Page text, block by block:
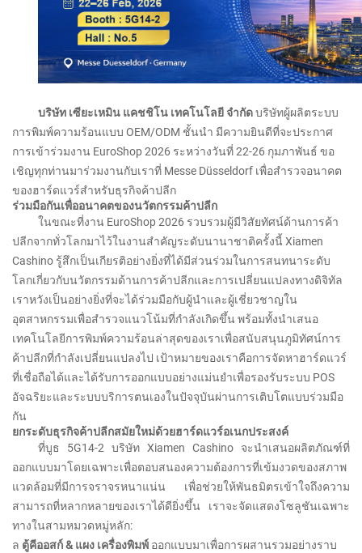
บริษัท เซียะเหมิน แคชชิโน เทคโนโลยี จำกัดบริษัทผู้ผลิตระบบ
การพิมพ์ความร้อนแบบ OEM/ODM ชั้นนำ มีความยินดีที่จะประกาศ
การเข้าร่วมงาน EuroShop 2026 ระหว่างวันที่ 22-26 กุมภาพันธ์ ขอ
เชิญทุกท่านมาร่วมงานกับเราที่ Messe Düsseldorf เพื่อสำรวจอนาคต
ของฮาร์ดแวร์สำหรับธุรกิจค้าปลีก
ร่วมมือกันเพื่ออนาคตของนวัตกรรมค้าปลีก
ในขณะที่งาน EuroShop 2026 รวบรวมผู้มีวิสัยทัศน์ด้านการค้า
ปลีกจากทั่วโลกมาไว้ในงานสำคัญระดับนานาชาติครั้งนี้ Xiamen
Cashino รู้สึกเป็นเกียรติอย่างยิ่งที่ได้มีส่วนร่วมในการสนทนาระดับ
โลกเกี่ยวกับนวัตกรรมด้านการค้าปลีกและการเปลี่ยนแปลงทางดิจิทัล
เราหวังเป็นอย่างยิ่งที่จะได้ร่วมมือกับผู้นำและผู้เชี่ยวชาญใน
อุตสาหกรรมเพื่อสำรวจแนวโน้มที่กำลังเกิดขึ้น พร้อมทั้งนำเสนอ
เทคโนโลยีการพิมพ์ความร้อนล่าสุดของเราเพื่อสนับสนุนภูมิทัศน์การ
ค้าปลีกที่กำลังเปลี่ยนแปลงไป เป้าหมายของเราคือการจัดหาฮาร์ดแวร์
ที่เชื่อถือได้และได้รับการออกแบบอย่างแม่นยำเพื่อรองรับระบบ POS
อัจฉริยะและระบบบริการตนเองในปัจจุบันผ่านการเติบโตแบบร่วมมือ
กัน
ยกระดับธุรกิจค้าปลีกสมัยใหม่ด้วยฮาร์ดแวร์อเนกประสงค์
ที่บูธ 5G14-2 บริษัท Xiamen Cashino จะนำเสนอผลิตภัณฑ์ที่
ออกแบบมาโดยเฉพาะเพื่อตอบสนองความต้องการที่เข้มงวดของสภาพ
แวดล้อมที่มีการจราจรหนาแน่น เพื่อช่วยให้พันธมิตรเข้าใจถึงความ
สามารถที่หลากหลายของเราได้ดียิ่งขึ้น เราจะจัดแสดงโซลูชันเฉพาะ
ทางในสามหมวดหมู่หลัก:
ล ตู้คีออสก์ &แผง เครื่องพิมพ์ ออกแบบมาเพื่อการผสานรวมอย่างราบ